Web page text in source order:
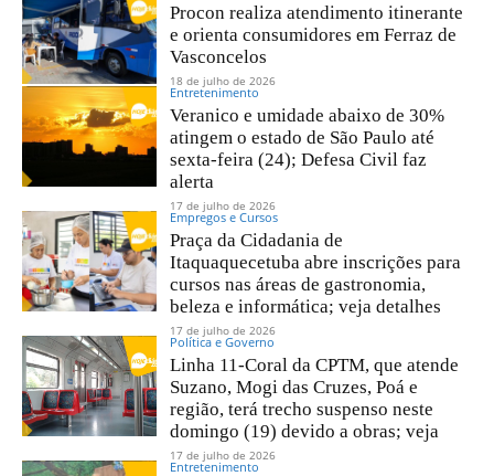
Procon realiza atendimento itinerante
e orienta consumidores em Ferraz de
Vasconcelos
18 de julho de 2026
Entretenimento
Veranico e umidade abaixo de 30%
atingem o estado de São Paulo até
sexta-feira (24); Defesa Civil faz
alerta
17 de julho de 2026
Empregos e Cursos
Praça da Cidadania de
Itaquaquecetuba abre inscrições para
cursos nas áreas de gastronomia,
beleza e informática; veja detalhes
17 de julho de 2026
Política e Governo
Linha 11-Coral da CPTM, que atende
Suzano, Mogi das Cruzes, Poá e
região, terá trecho suspenso neste
domingo (19) devido a obras; veja
17 de julho de 2026
Entretenimento